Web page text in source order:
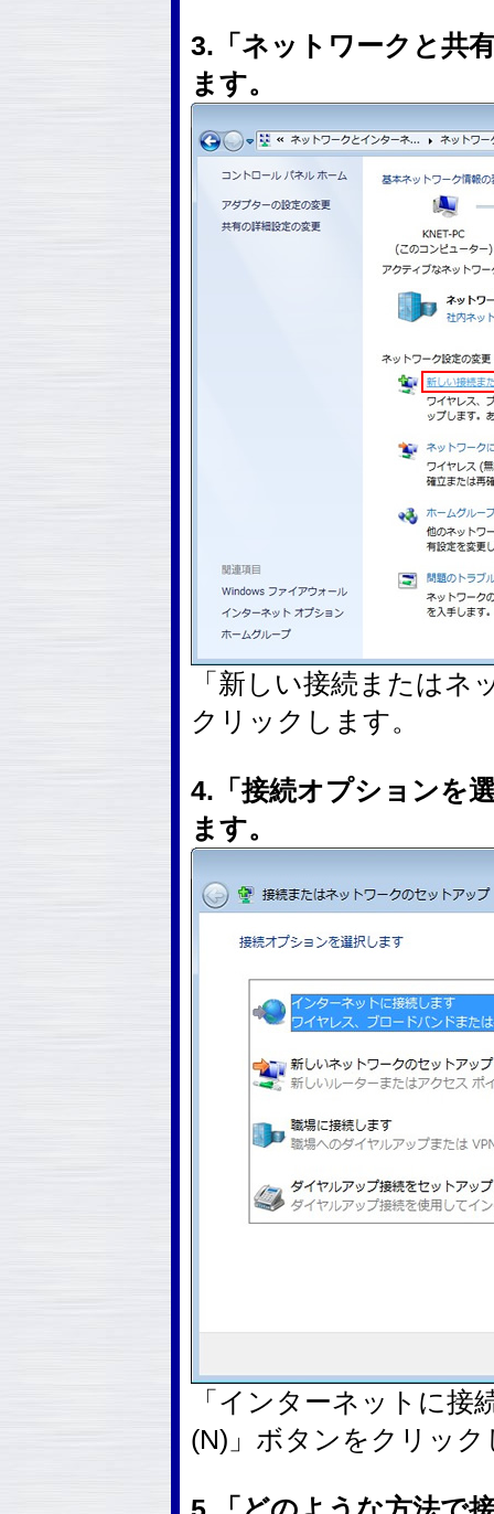
3.「ネットワークと共
ます。
「新しい接続または
クリックします。
4.「接続オプションを
ます。
「インターネットに接
(N)」ボタンをクリック